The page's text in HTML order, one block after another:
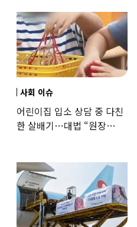
사회 이슈
어린이집 입소 상담 중 다친
한 살배기…대법 “원장